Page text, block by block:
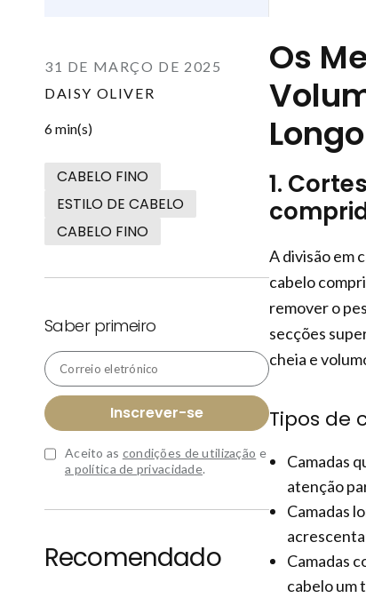
31 DE MARÇO DE 2025
DAISY OLIVER
6 min(s)
CABELO FINO
ESTILO DE CABELO
CABELO FINO
Saber primeiro
Correio eletrónico
Inscrever-se
Aceito as condições de utilização e
a política de privacidade.
Recomendado
Os
1.
A divisão em
cabelo
remover o
secções
cheia e
Tipos de
Camadas
atenção
Camadas
Camadas
cabelo um